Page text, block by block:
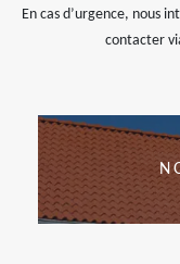
En cas d’urgence, nous
contacter